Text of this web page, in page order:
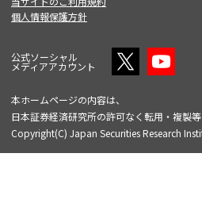
個人情報保護方針
公式ソーシャル
メディアアカウント
本ホームページの内容は、
日本証券経済研究所の許可なく転用・複製等
Copyright(C) Japan Securities Research